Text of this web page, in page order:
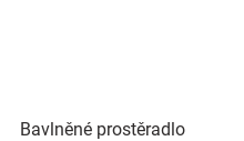
Bavlněné prostěradlo